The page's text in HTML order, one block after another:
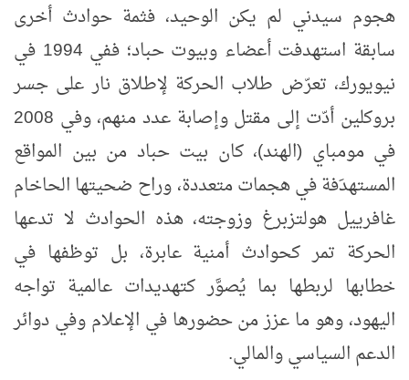
هجوم سيدني لم يكن الوحيد، فثمة حوادث أخرى
سابقة استهدفت أعضاء وبيوت حباد؛ ففي 1994 في
نيويورك، تعرّض طلاب الحركة لإطلاق نار على جسر
بروكلين أدّت إلى مقتل وإصابة عدد منهم، وفي 2008
في مومباي (الهند)، كان بيت حباد من بين المواقع
المستهدَفة في هجمات متعددة، وراح ضحيتها الحاخام
غافرييل هولتزبرغ وزوجته، هذه الحوادث لا تدعها
الحركة تمر كحوادث أمنية عابرة، بل توظفها في
خطابها لربطها بما يُصوَّر كتهديدات عالمية تواجه
اليهود، وهو ما عزز من حضورها في الإعلام وفي دوائر
الدعم السياسي والمالي.